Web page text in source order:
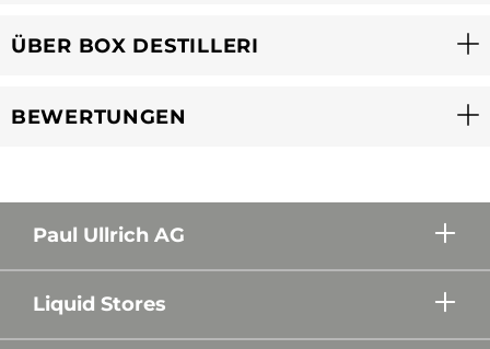
ÜBER BOX DESTILLERI
BEWERTUNGEN
Paul Ullrich AG
Liquid Stores